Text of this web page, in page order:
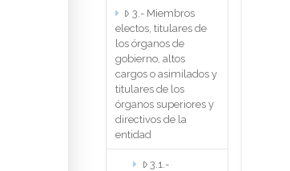
3.- Miembros
electos, titulares de
los órganos de
gobierno, altos
cargos o asimilados y
titulares de los
órganos superiores y
directivos de la
entidad
3.1.-